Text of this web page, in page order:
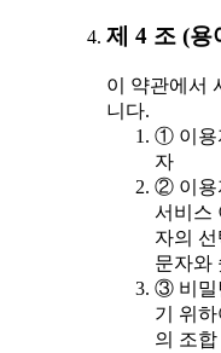
제 4 조 (용
이 약관에서
니다.
① 이용
자
② 이용
서비스
자의
문자와
③ 비밀
기 위
의 조합